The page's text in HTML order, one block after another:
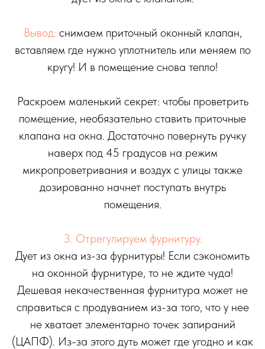
Вывод: снимаем приточный оконный клапан,
вставляем где нужно уплотнитель или меняем по
кругу! И в помещение снова тепло!
Раскроем маленький секрет: чтобы проветрить
помещение, необязательно ставить приточные
клапана на окна. Достаточно повернуть ручку
наверх под 45 градусов на режим
микропроветривания и воздух с улицы также
дозированно начнет поступать внутрь
помещения.
3. Отрегулируем фурнитуру.
Дует из окна из-за фурнитуры! Если сэкономить
на оконной фурнитуре, то не ждите чуда!
Дешевая некачественная фурнитура может не
справиться с продуванием из-за того, что у нее
не хватает элементарно точек запираний
(ЦАПФ). Из-за этого дуть может где угодно и как